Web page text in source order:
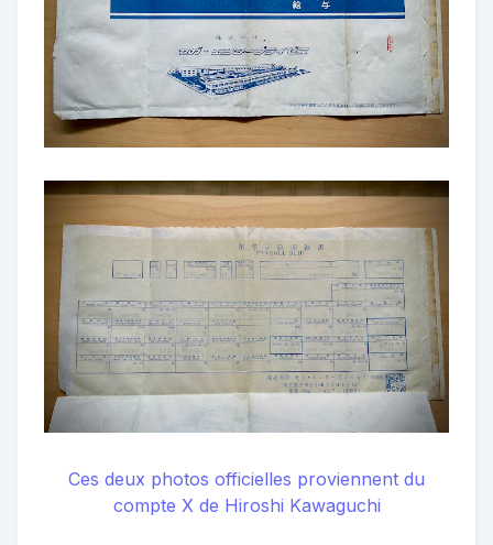
Ces deux photos officielles proviennent du
compte X de Hiroshi Kawaguchi